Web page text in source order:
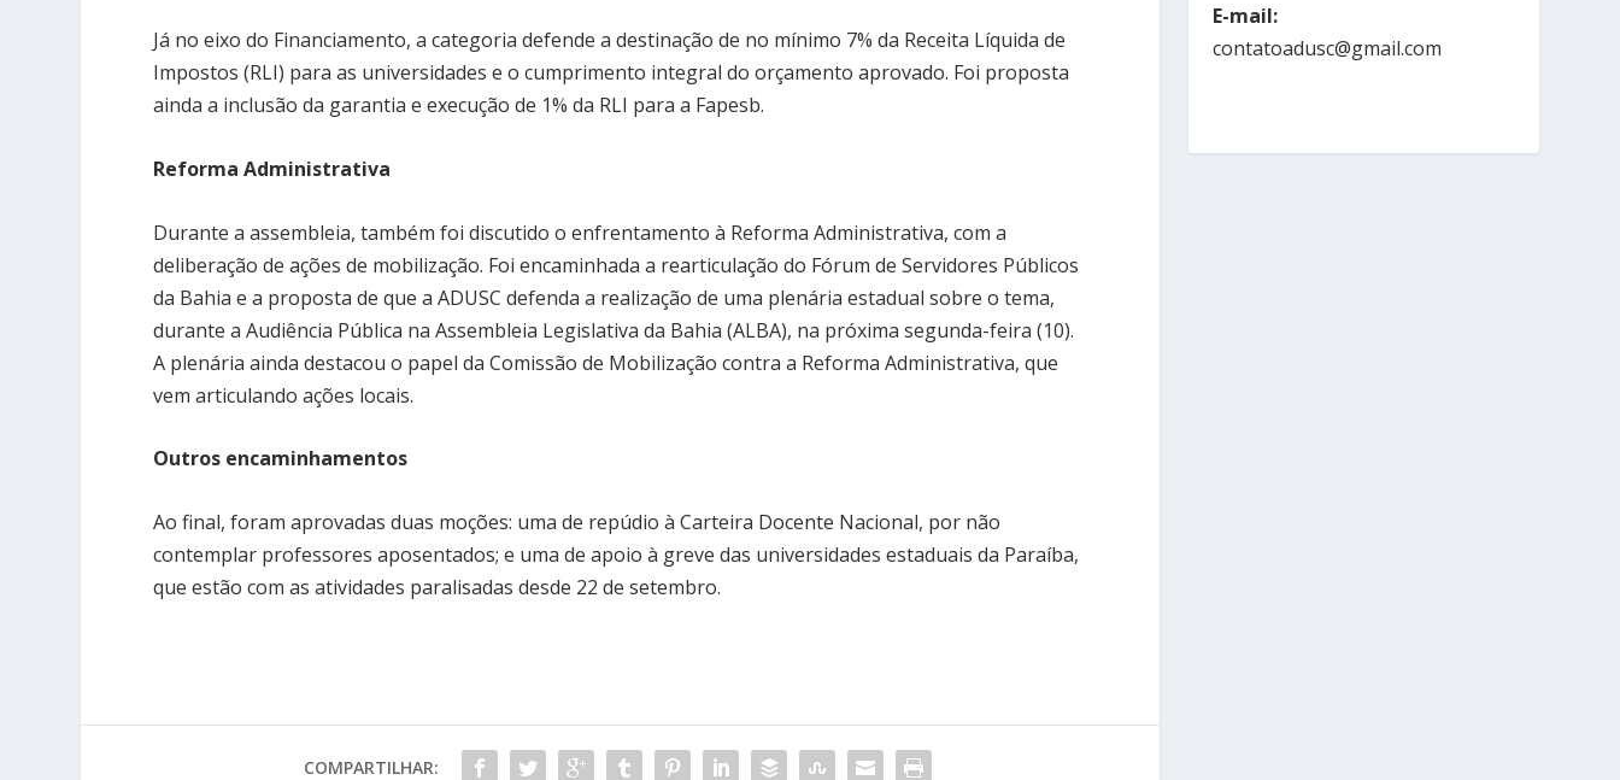
Já no eixo do Financiamento, a categoria defende a destinação de no mínimo 7% da Receita Líquida de
Impostos (RLI) para as universidades e o cumprimento integral do orçamento aprovado. Foi proposta
ainda a inclusão da garantia e execução de 1% da RLI para a Fapesb.
Reforma Administrativa
Durante a assembleia, também foi discutido o enfrentamento à Reforma Administrativa, com a
deliberação de ações de mobilização. Foi encaminhada a rearticulação do Fórum de Servidores Públicos
da Bahia e a proposta de que a ADUSC defenda a realização de uma plenária estadual sobre o tema,
durante a Audiência Pública na Assembleia Legislativa da Bahia (ALBA), na próxima segunda-feira (10).
A plenária ainda destacou o papel da Comissão de Mobilização contra a Reforma Administrativa, que
vem articulando ações locais.
Outros encaminhamentos
Ao final, foram aprovadas duas moções: uma de repúdio à Carteira Docente Nacional, por não
contemplar professores aposentados; e uma de apoio à greve das universidades estaduais da Paraíba,
que estão com as atividades paralisadas desde 22 de setembro.
COMPARTILHAR:
E-mail:
contatoadusc@gmail.com